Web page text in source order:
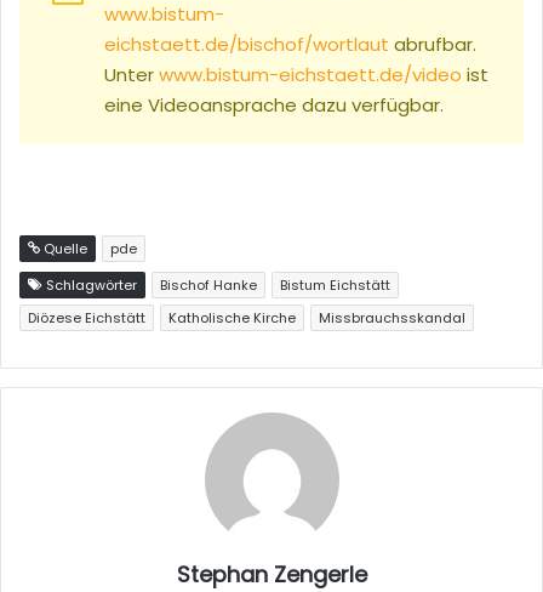
www.bistum-
eichstaett.de/bischof/wortlaut abrufbar.
Unterwww.bistum-eichstaett.de/video ist
eine Videoansprache dazu verfügbar.
Quelle
pde
Schlagwörter
Bischof Hanke
Bistum Eichstätt
Diözese Eichstätt
Katholische Kirche Missbrauchsskandal
Stephan Zengerle